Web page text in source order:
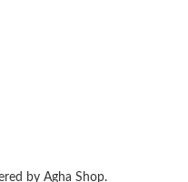
by Agha Shop.